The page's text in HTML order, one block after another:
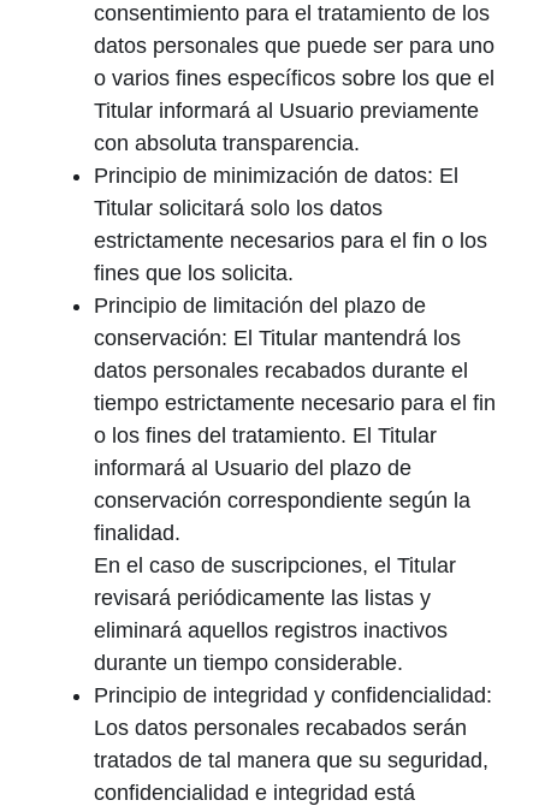
consentimiento para el tratamiento de los
datos personales que puede ser para uno
o varios fines específicos sobre los que el
Titular informará al Usuario previamente
con absoluta transparencia.
Principio de minimización de datos: El
Titular solicitará solo los datos
estrictamente necesarios para el fin o los
fines que los solicita.
Principio de limitación del plazo de
conservación: El Titular mantendrá los
datos personales recabados durante el
tiempo estrictamente necesario para el fin
o los fines del tratamiento. El Titular
informará al Usuario del plazo de
conservación correspondiente según la
finalidad.
En el caso de suscripciones, el Titular
revisará periódicamente las listas y
eliminará aquellos registros inactivos
durante un tiempo considerable.
Principio de integridad y confidencialidad:
Los datos personales recabados serán
tratados de tal manera que su seguridad,
confidencialidad e integridad está